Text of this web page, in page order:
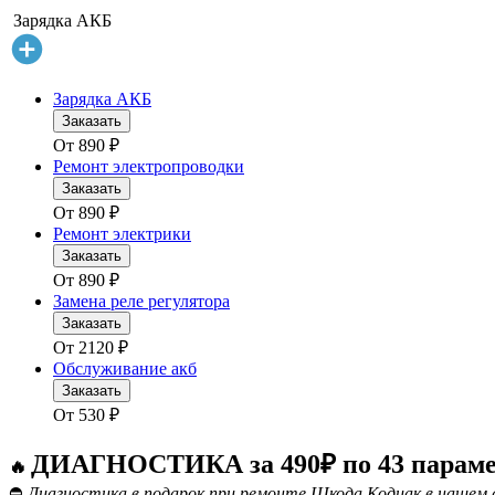
Зарядка АКБ
Зарядка АКБ
Заказать
От 890 ₽
Ремонт электропроводки
Заказать
От 890 ₽
Ремонт электрики
Заказать
От 890 ₽
Замена реле регулятора
Заказать
От 2120 ₽
Обслуживание акб
Заказать
От 530 ₽
🔥 ДИАГНОСТИКА за 490₽ по 43